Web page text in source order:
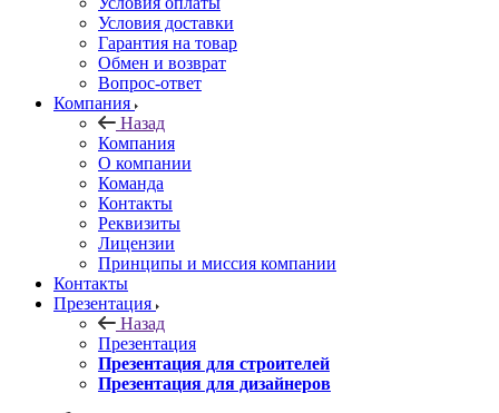
Условия доставки
Гарантия на товар
Обмен и возврат
Вопрос-ответ
Компания
Назад
Компания
О компании
Команда
Контакты
Реквизиты
Лицензии
Принципы и миссия компании
Контакты
Презентация
Назад
Презентация
Презентация для строителей
Презентация для дизайнеров